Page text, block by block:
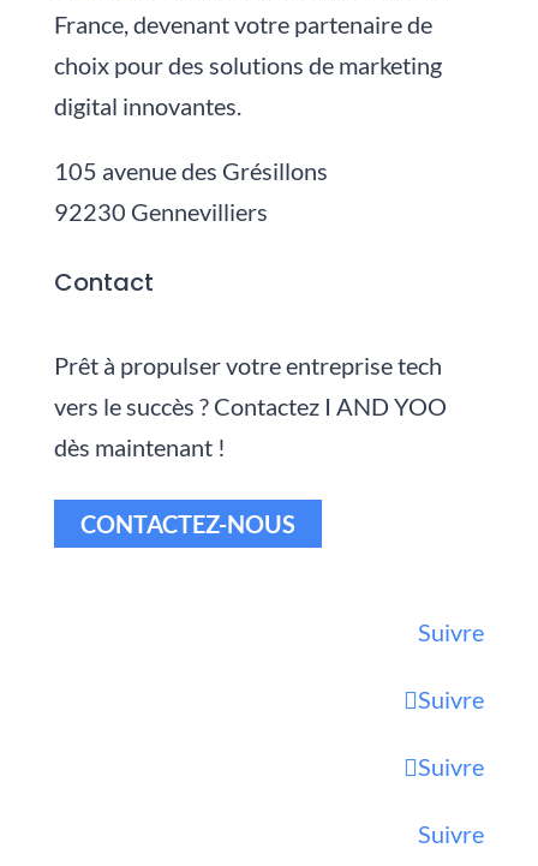
France, devenant votre partenaire de
choix pour des solutions de marketing
digital innovantes.
105 avenue des Grésillons
92230 Gennevilliers
Contact
Prêt à propulser votre entreprise tech
vers le succès ? Contactez I AND YOO
dès maintenant !
CONTACTEZ-NOUS
Suivre
Suivre
Suivre
Suivre